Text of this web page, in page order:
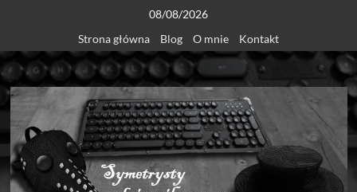
content
08/08/2026
Strona główna
Blog O mnie Kontakt